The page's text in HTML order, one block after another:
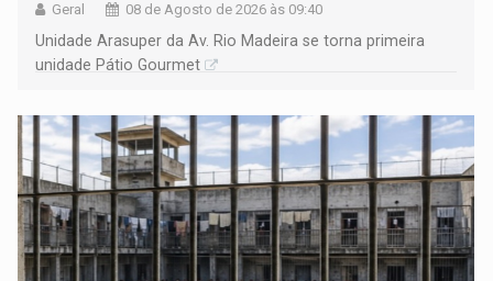
Geral 08 de Agosto de 2026 às 09:40
Unidade Arasuper da Av. Rio Madeira se torna primeira
unidade Pátio Gourmet